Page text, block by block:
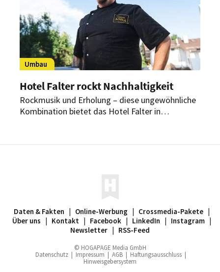
Umbau
Hotel Falter rockt Nachhaltigkeit
Rockmusik und Erholung – diese ungewöhnliche
Kombination bietet das Hotel Falter in
Daten & Fakten | Online-Werbung | Crossmedia-Pakete |
Über uns | Kontakt | Facebook | LinkedIn | Instagram |
Newsletter | RSS-Feed
© HOGAPAGE Media GmbH
Datenschutz | Impressum | AGB | Haftungsausschluss |
Hinweisgebersystem